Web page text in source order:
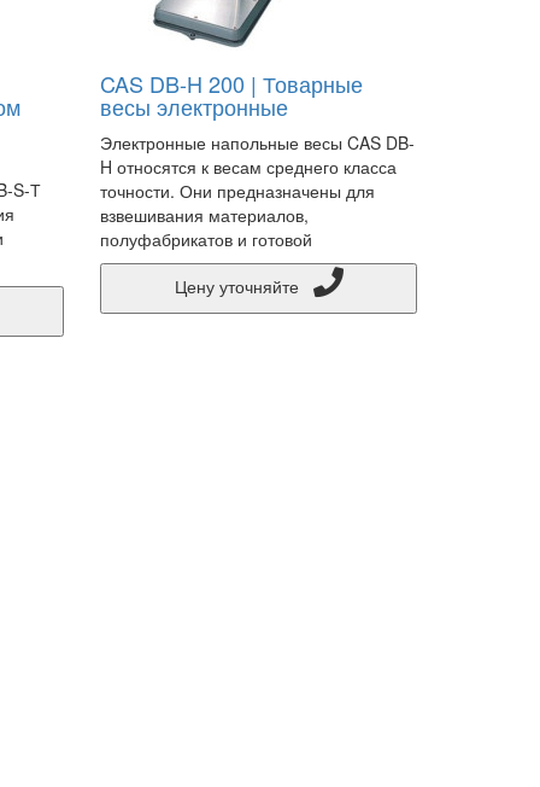
S-Т
CAS DB-H 200 | Товарные
весы электронные
Электронные напольные весы CAS DB-
H относятся к весам среднего класса
точности. Они предназначены для
взвешивания материалов,
полуфабрикатов и готовой